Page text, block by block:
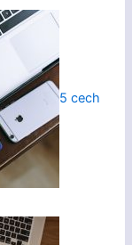
5 cech